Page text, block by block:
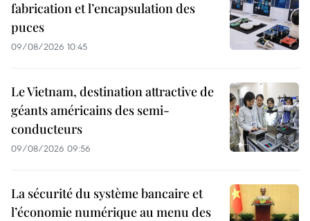
fabrication et l’encapsulation des
puces
09/08/2026 10:45
Le Vietnam, destination attractive de
géants américains des semi-
conducteurs
09/08/2026 09:56
La sécurité du système bancaire et
l’économie numérique au menu des